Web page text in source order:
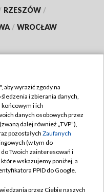
RZESZÓW /
/ WROCŁAW
TVP
aby wyrazić zgody na
i zbierania danych,
i ich
danych osobowych przez
dalej również „TVP”),
pozostałych Zaufanych
(w tym do
Twoich zainteresowań i
wskazujemy poniżej, a
PPID do Google.
przez Ciebie naszych